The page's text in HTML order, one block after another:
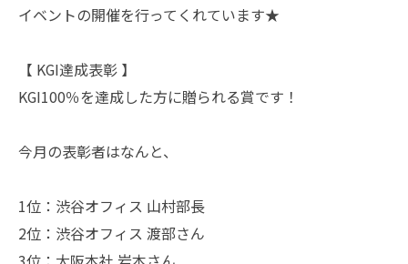
イベントの開催を行ってくれています★
【 KGI達成表彰 】
KGI100％を達成した方に贈られる賞です！
今月の表彰者はなんと、
1位：渋谷オフィス 山村部長
2位：渋谷オフィス 渡部さん